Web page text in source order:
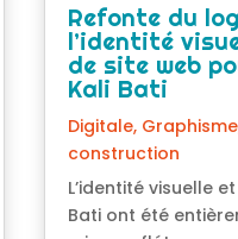
Refonte du
l’identité
de site web
Kali Bati
Digitale, Graphisme
construction
L’identité visuelle
Bati ont été